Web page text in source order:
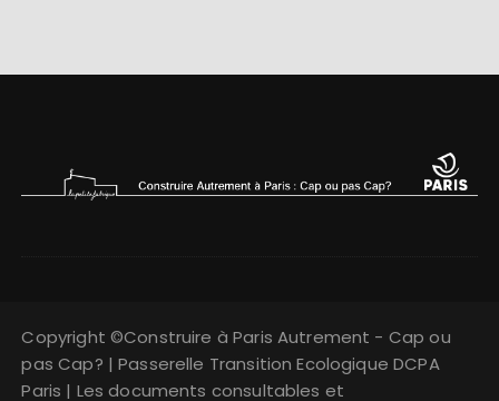
Copyright ©Construire à Paris Autrement - Cap ou
pas Cap? | Passerelle Transition Ecologique DCPA
Paris | Les documents consultables et